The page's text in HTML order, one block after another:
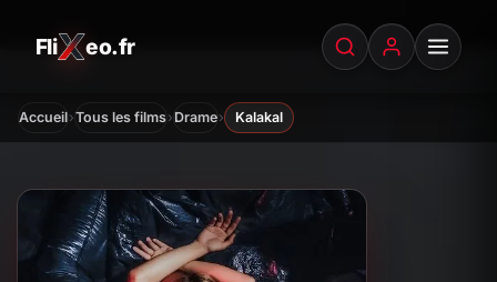
Fli eo.fr
FliXeo.fr
Accueil›Tous les films› Drame› Kalakal